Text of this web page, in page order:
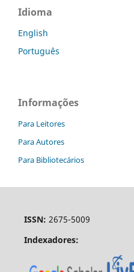
Idioma
English
Português
Informações
Para Leitores
Para Autores
Para Bibliotecários
ISSN: 2675-5009
Indexadores: